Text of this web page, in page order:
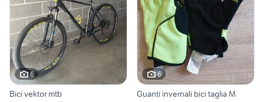
6
Bici vektor mtb
6
Guanti invernali bici taglia M